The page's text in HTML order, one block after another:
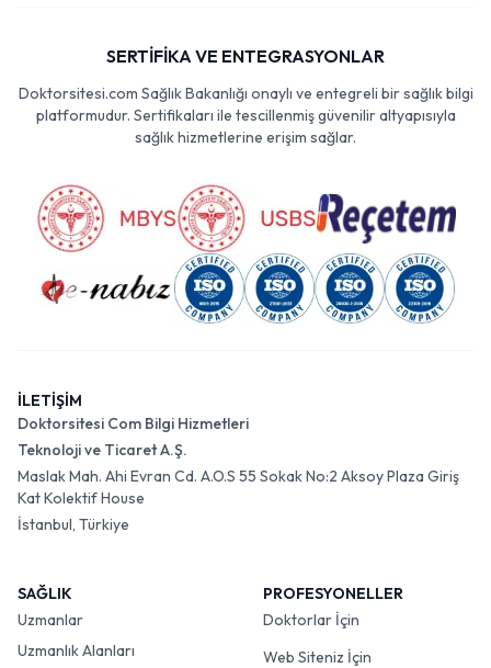
SERTİFİKA VE ENTEGRASYONLAR
Doktorsitesi.com Sağlık Bakanlığı onaylı ve entegreli bir sağlık bilgi
platformudur. Sertifikaları ile tescillenmiş güvenilir altyapısıyla
sağlık hizmetlerine erişim sağlar.
İLETİŞİM
Doktorsitesi Com Bilgi Hizmetleri
Teknoloji ve Ticaret A.Ş.
Maslak Mah. Ahi Evran Cd. A.O.S 55 Sokak No:2 Aksoy Plaza Giriş
Kat Kolektif House
İstanbul, Türkiye
SAĞLIK
Uzmanlar
Uzmanlık Alanları
PROFESYONELLER
Doktorlar İçin
Web Siteniz İçin